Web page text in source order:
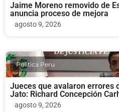
Jaime Moreno removido de
anuncia proceso de mejora
agosto 9, 2026
Politica Peru
Jueces que avalaron errores
Jato: Richard Concepción
agosto 9, 2026